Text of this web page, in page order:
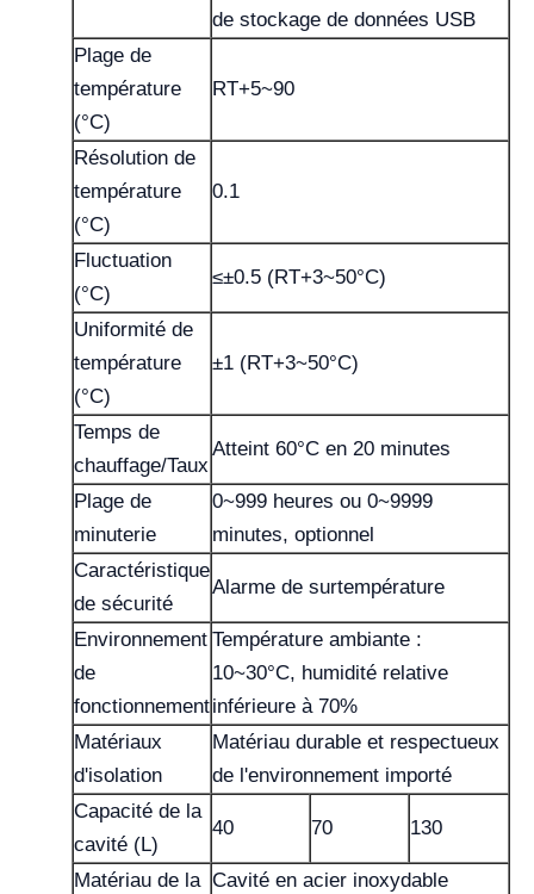
de stockage de données USB
Plage de
température
(°C)
RT+5~90
Résolution de
température
(°C)
0.1
Fluctuation
(°C)
≤±0.5 (RT+3~50°C)
Uniformité de
température
(°C)
±1 (RT+3~50°C)
Temps de
chauffage/Taux
Atteint 60°C en 20 minutes
Plage de
minuterie
0~999 heures ou 0~9999
minutes, optionnel
Caractéristique
de sécurité
Alarme de surtempérature
Environnement
de
fonctionnement
Température ambiante :
10~30°C, humidité relative
inférieure à 70%
Matériaux
d'isolation
Matériau durable et respectueux
de l'environnement importé
Capacité de la
cavité (L)
40 70 130
Matériau de la Cavité en acier inoxydable